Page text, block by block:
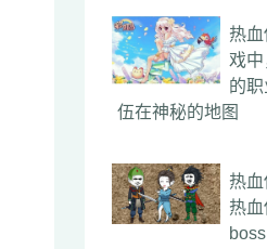
热
戏中
的
伍在神秘的地图
热血
热